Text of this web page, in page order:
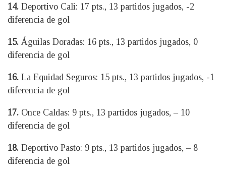
14. Deportivo Cali: 17 pts., 13 partidos jugados, -2
diferencia de gol
15. Águilas Doradas: 16 pts., 13 partidos jugados, 0
diferencia de gol
16. La Equidad Seguros: 15 pts., 13 partidos jugados, -1
diferencia de gol
17. Once Caldas: 9 pts., 13 partidos jugados, – 10
diferencia de gol
18. Deportivo Pasto: 9 pts., 13 partidos jugados, – 8
diferencia de gol